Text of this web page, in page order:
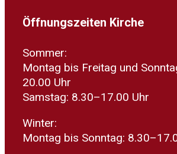
Öffnungszeiten Kirche
Sommer:
Montag bis Freitag und
20.00 Uhr
Samstag: 8.30–17.00 Uhr
Winter:
Montag bis Sonntag: